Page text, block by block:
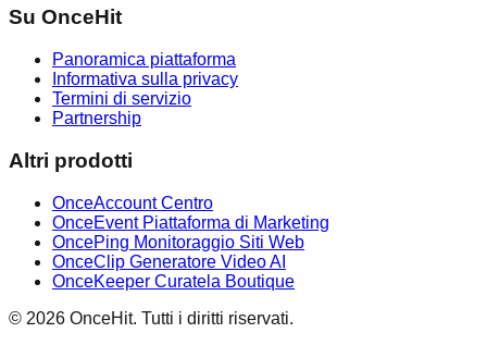
Su OnceHit
Panoramica piattaforma
Informativa sulla privacy
Termini di servizio
Partnership
Altri prodotti
OnceAccount Centro
OnceEvent Piattaforma di Marketing
OncePing Monitoraggio Siti Web
OnceClip Generatore Video AI
OnceKeeper Curatela Boutique
© 2026 OnceHit. Tutti i diritti riservati.